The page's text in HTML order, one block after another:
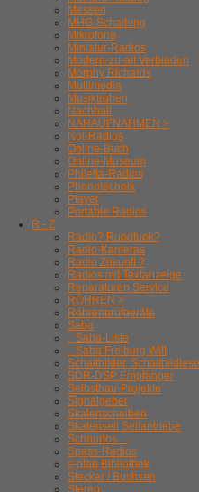
Messen
MHG-Schaltung
Mikrofone
Miniatur-Radios
Modern-zu-alt Verbinden
Morphy Richards
Multimedia
Musiktruhen
Nachhall
NAHAUFNAHMEN >
Not-Radios
Online-Buch
Online-Museum
Philetta-Radios
Phonotechnik
Player
Portable Radios
R - Z
Radio? Rundfunk?
Radio-Kameras
Radio Zukunft ?
Radios mit Textanzeige
Reparaturen Service
RÖHREN >
Röhrenprüfgeräte
Saba
.. Saba-Liste
.. Saba Freiburg WIII
Schaltbilder,
SDR-DSP Empfänger
Selbstbau-Projekte
Signalgeber
Skalenscheiben
Skalenseil Seilantriebe
Schnurlos ...
Spass-Radios
s-plan Bibliothek
Stecker / Buchsen
Stereo